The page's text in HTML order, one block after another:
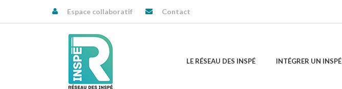
Espace collaboratif Contact
LE RÉSEAU DES INSPÉ INTÉGRER UN INSPÉ